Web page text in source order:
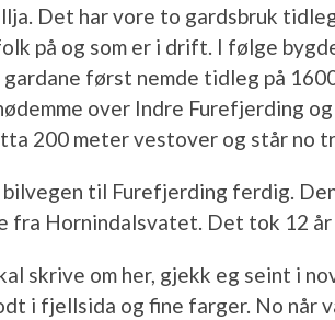
Det har vore to gardsbruk
på og som er i drift. I følge
gardane først nemde tidleg på
over Indre Furefjerding
200 meter vestover og står no
til Furefjerding ferdig.
fra Hornindalsvatet. Det tok 12
skrive om her, gjekk eg seint i
i fjellsida og fine farger. No når